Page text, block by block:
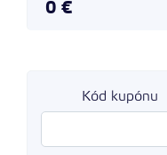
0 €
Kód kupónu